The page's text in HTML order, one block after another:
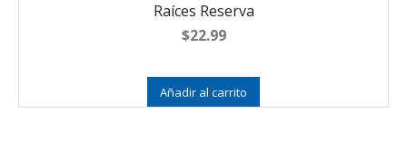
Raíces Reserva
$22.99
Añadir al carrito